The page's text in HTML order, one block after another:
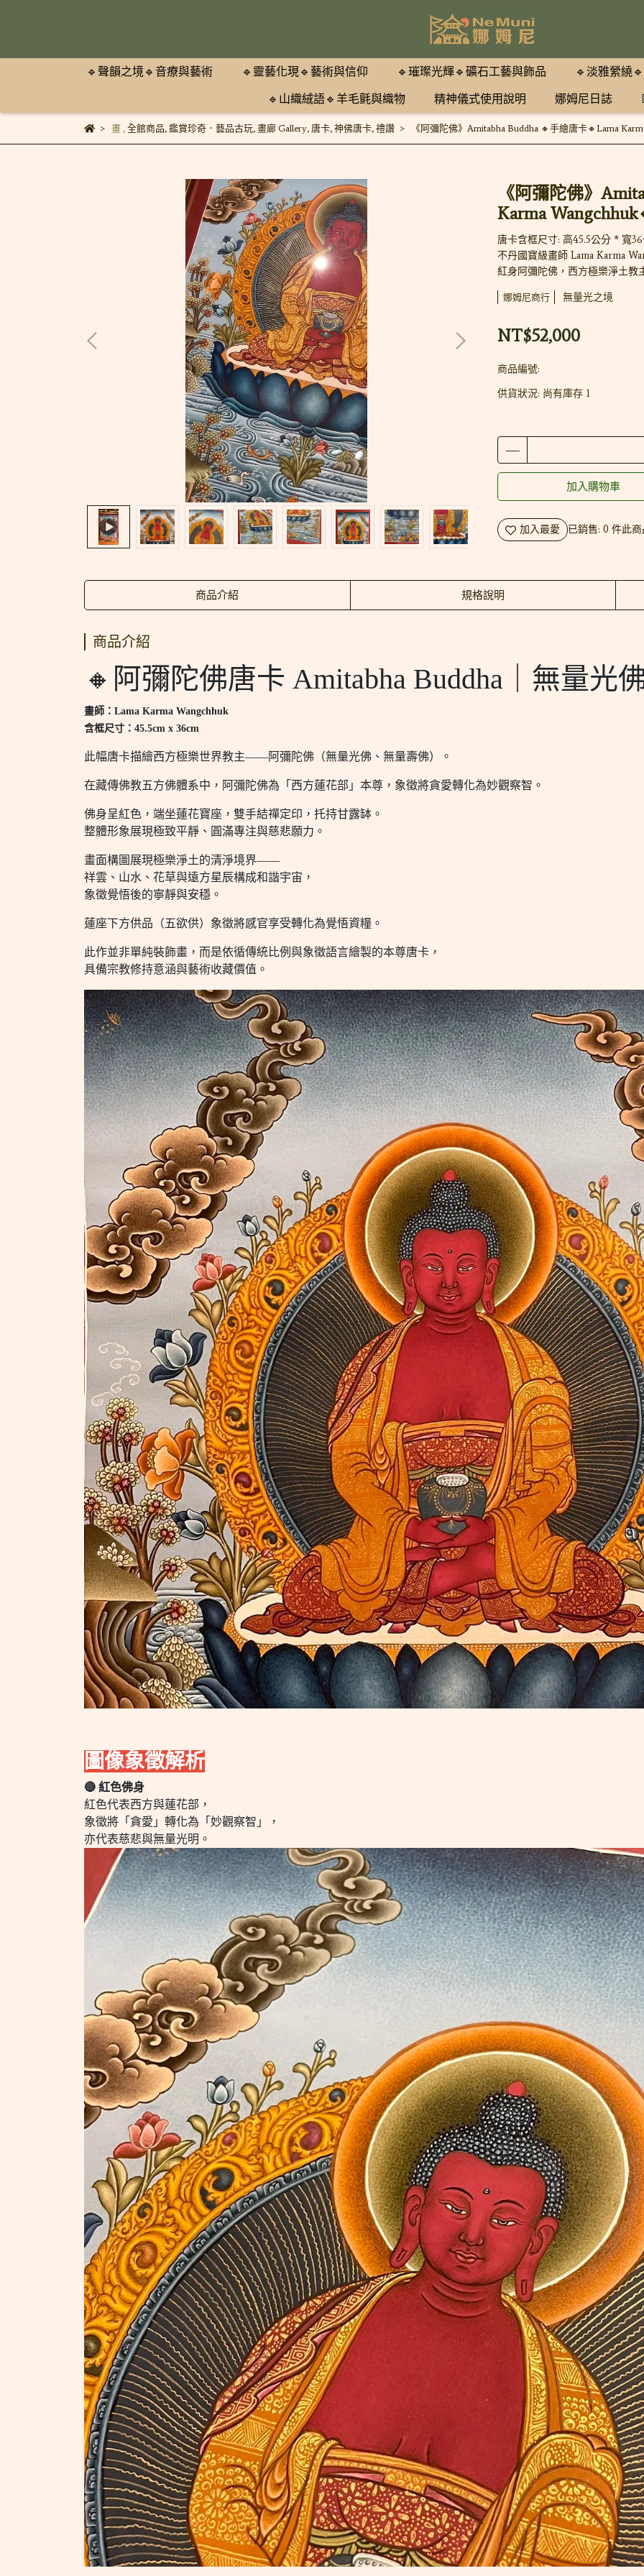
🔹聲韻之境🔹音療與藝術 🔹靈藝化現🔹藝術與信仰 🔹璀璨光輝🔹礦石工藝與飾品
🔹淡雅縈繞
🔹山織絨語🔹羊毛氈與織物
精神儀式使用說明 娜姆尼日誌
畫, 全館商品, 鑑賞珍奇．藝品古玩, 畫廊 Gallery, 唐卡, 神佛唐卡, 禮讚 《阿彌陀佛》Amitabha Buddha 🔸手繪唐卡🔸Lama
《阿彌陀佛》
Karma
唐卡含框尺寸: 高45.5公分 * 寬
不丹國寶級畫師 Lama Karma
紅身阿彌陀佛，西方極樂淨土教
娜姆尼商行 無量光之境
NT$52,000
商品編號:
供貨狀況: 尚有庫存 1
加入購物車
加入最愛 已銷售: 0 件此
商品介紹 規格說明
商品介紹
🔸阿彌陀佛唐卡 Amitabha Buddha｜無量光
畫師：Lama Karma Wangchhuk
含框尺寸：45.5cm x 36cm
此幅唐卡描繪西方極樂世界教主——阿彌陀佛（無量光佛、無量壽佛）。
在藏傳佛教五方佛體系中，阿彌陀佛為「西方蓮花部」本尊，象徵將貪愛轉化為妙觀察智。
佛身呈紅色，端坐蓮花寶座，雙手結禪定印，托持甘露缽。
整體形象展現極致平靜、圓滿專注與慈悲願力。
畫面構圖展現極樂淨土的清淨境界——
祥雲、山水、花草與遠方星辰構成和諧宇宙，
象徵覺悟後的寧靜與安穩。
蓮座下方供品（五欲供）象徵將感官享受轉化為覺悟資糧。
此作並非單純裝飾畫，而是依循傳統比例與象徵語言繪製的本尊唐卡，
具備宗教修持意涵與藝術收藏價值。
圖像象徵解析
🔴 紅色佛身
紅色代表西方與蓮花部，
象徵將「貪愛」轉化為「妙觀察智」，
亦代表慈悲與無量光明。